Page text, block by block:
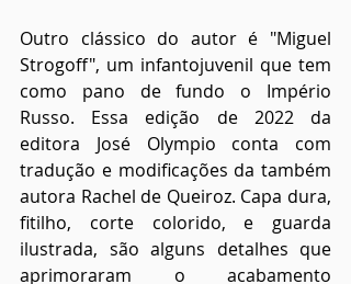
Outro clássico do autor é "Miguel
Strogoff", um infantojuvenil que tem
como pano de fundo o Império
Russo. Essa edição de 2022 da
editora José Olympio conta com
tradução e modificações da também
autora Rachel de Queiroz. Capa dura,
fitilho, corte colorido, e guarda
ilustrada, são alguns detalhes que
aprimoraram o acabamento